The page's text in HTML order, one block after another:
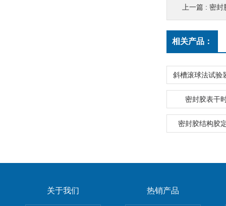
上一篇 : 密封
相关产品：
密封胶表干
密封胶结构胶
关于我们 热销产品